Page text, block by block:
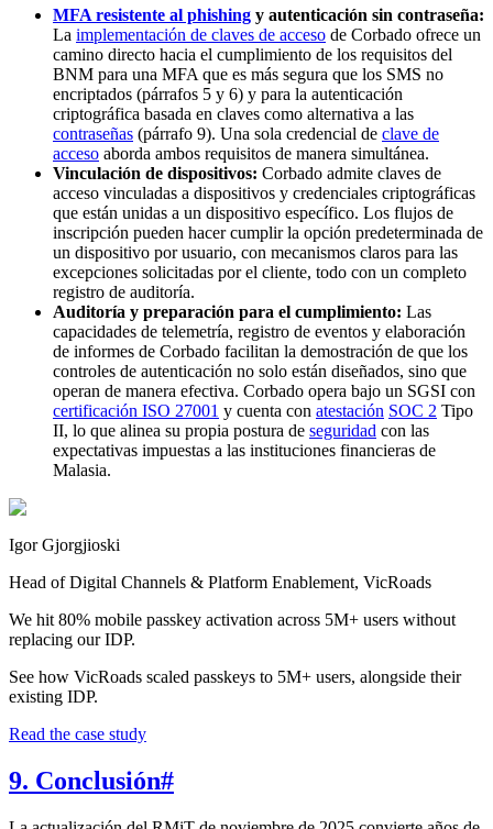
MFA resistente al phishing y autenticación sin contraseña:
La implementación de claves de acceso de Corbado ofrece un
camino directo hacia el cumplimiento de los requisitos del
BNM para una MFA que es más segura que los SMS no
encriptados (párrafos 5 y 6) y para la autenticación
criptográfica basada en claves como alternativa a las
contraseñas (párrafo 9). Una sola credencial de clave de
acceso aborda ambos requisitos de manera simultánea.
Vinculación de dispositivos: Corbado admite claves de
acceso vinculadas a dispositivos y credenciales criptográficas
que están unidas a un dispositivo específico. Los flujos de
inscripción pueden hacer cumplir la opción predeterminada de
un dispositivo por usuario, con mecanismos claros para las
excepciones solicitadas por el cliente, todo con un completo
registro de auditoría.
Auditoría y preparación para el cumplimiento: Las
capacidades de telemetría, registro de eventos y elaboración
de informes de Corbado facilitan la demostración de que los
controles de autenticación no solo están diseñados, sino que
operan de manera efectiva. Corbado opera bajo un SGSI con
certificación ISO 27001 y cuenta con atestación SOC 2 Tipo
II, lo que alinea su propia postura de seguridad con las
expectativas impuestas a las instituciones financieras de
Malasia.
Igor Gjorgjioski
Head of Digital Channels & Platform Enablement, VicRoads
We hit 80% mobile passkey activation across 5M+ users without
replacing our IDP.
See how VicRoads scaled passkeys to 5M+ users, alongside their
existing IDP.
Read the case study
9. Conclusión#